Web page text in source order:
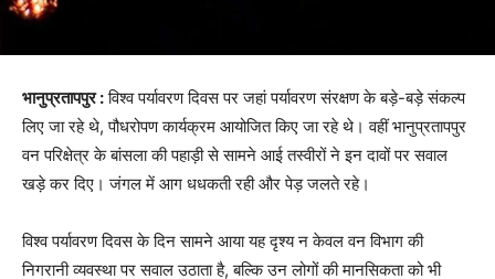
भानुप्रतापपुर :विश्व पर्यावरण दिवस पर जहां पर्यावरण संरक्षण के बड़े-बड़े संकल्प
लिए जा रहे थे, पौधरोपण कार्यक्रम आयोजित किए जा रहे थे। वहीं भानुप्रतापपुर
वन परिक्षेत्र के बांसला की पहाड़ी से सामने आई तस्वीरों ने इन दावों पर सवाल
खड़े कर दिए। जंगल में आग धधकती रही और पेड़ जलते रहे।
विश्व पर्यावरण दिवस के दिन सामने आया यह दृश्य न केवल वन विभाग की
निगरानी व्यवस्था पर सवाल उठाता है, बल्कि उन लोगों की मानसिकता को भी